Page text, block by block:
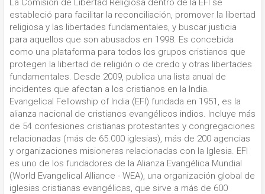
La Comisión de Libertad Religiosa dentro de la EFI se
estableció para facilitar la reconciliación, promover la libertad
religiosa y las libertades fundamentales, y buscar justicia
para aquellos que son abusados en 1998. Es concebida
como una plataforma para todos los grupos cristianos que
protegen la libertad de religión o de credo y otras libertades
fundamentales. Desde 2009, publica una lista anual de
incidentes que afectan a los cristianos en la India.
Evangelical Fellowship of India (EFI) fundada en 1951, es la
alianza nacional de cristianos evangélicos indios. Incluye más
de 54 confesiones cristianas protestantes y congregaciones
relacionadas (más de 65.000 iglesias), más de 200 agencias
y organizaciones misioneras relacionadas con la Iglesia. EFI
es uno de los fundadores de la Alianza Evangélica Mundial
(World Evangelical Alliance - WEA), una organización global de
iglesias cristianas evangélicas, que sirve a más de 600